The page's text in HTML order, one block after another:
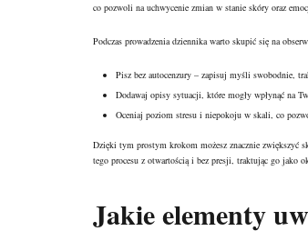
co pozwoli na uchwycenie zmian w stanie skóry oraz
Podczas prowadzenia dziennika warto skupić się na
Pisz bez autocenzury – zapisuj myśli swobodnie,
Dodawaj opisy sytuacji, które mogły wpłynąć na
Oceniaj poziom stresu i niepokoju w skali, co
Dzięki tym prostym krokom możesz znacznie zwiększyć
tego procesu z otwartością i bez presji, traktując go jako
Jakie elementy